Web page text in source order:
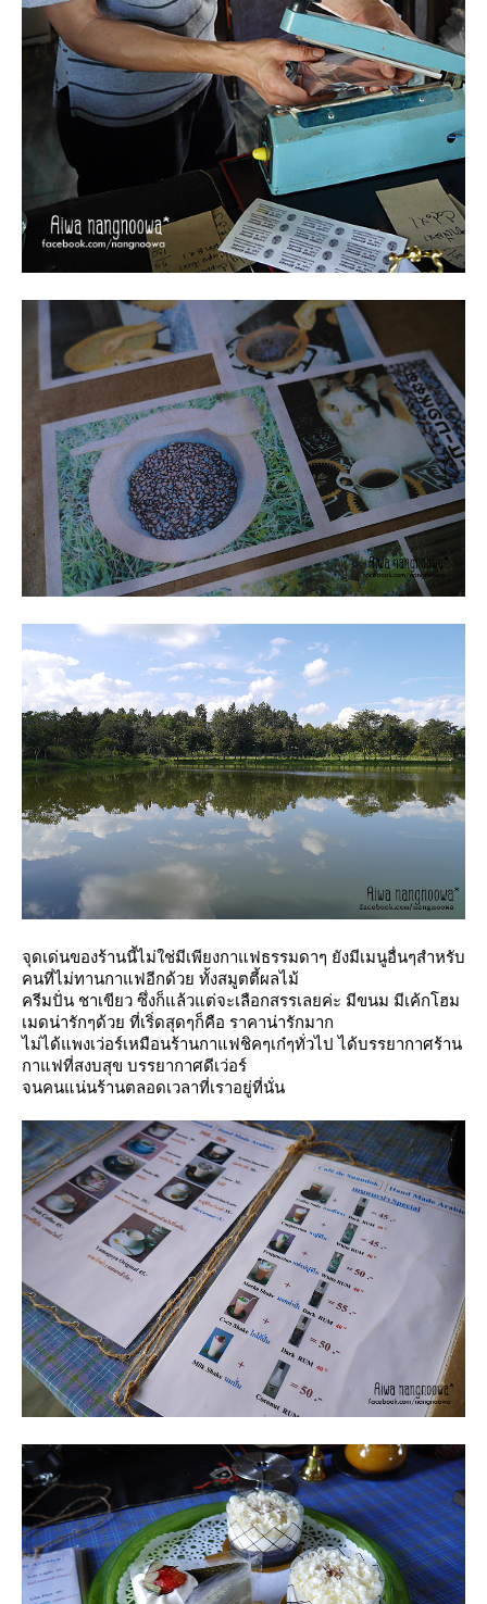
จุดเด่นของร้านนี้ไม่ใช่มีเพียงกาแฟธรรมดาๆ ยังมีเมนูอื่นๆสำหรับ
คนที่ไม่ทานกาแฟอีกด้วย ทั้งสมูตตี้ผลไม้
ครีมปั่น ชาเขียว ซึ่งก็แล้วแต่จะเลือกสรรเลยค่ะ มีขนม มีเค้กโฮม
เมดน่ารักๆด้วย ที่เริ่ดสุดๆก็คือ ราคาน่ารักมาก
ไม่ได้แพงเว่อร์เหมือนร้านกาแฟชิคๆเก๋ๆทั่วไป ได้บรรยากาศร้าน
กาแฟที่สงบสุข บรรยากาศดีเว่อร์
จนคนแน่นร้านตลอดเวลาที่เราอยู่ที่นั่น